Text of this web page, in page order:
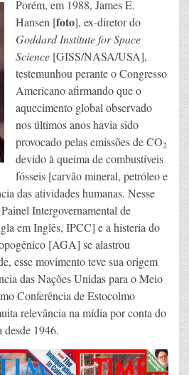
Porém, em 1988, James E.
Hansen [foto], ex-diretor do
Goddard Institute for Space
Science [GISS/NASA/USA],
testemunhou perante o Congresso
Americano afirmando que o
aquecimento global observado
nos últimos anos havia sido
provocado pelas emissões de CO2
devido à queima de combustíveis
fósseis [carvão mineral, petróleo e
das atividades humanas. Nesse
Intergovernamental de
em Inglês, IPCC] e a histeria do
[AGA] se alastrou
esse movimento teve sua origem
das Nações Unidas para o Meio
Conferência de Estocolmo
relevância na mídia por conta do
1946.